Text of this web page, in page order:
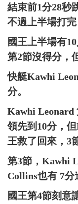
結束前1分28秒
不過上半場打完
國王上半場有
第2節沒得分，
快艇Kawhi
分。
Kawhi Leonard
領先到10分，
王救了回來，3
第3節，Kawhi
Collins也有 7分
國王第4節刻意